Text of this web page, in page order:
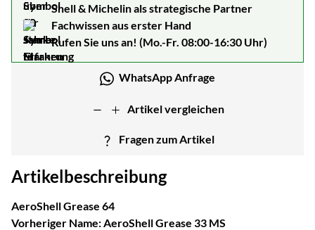
Shell & Michelin als strategische Partner
Fachwissen aus erster Hand
Rufen Sie uns an! (Mo.-Fr. 08:00-16:30 Uhr)
WhatsApp Anfrage
Artikel vergleichen
Fragen zum Artikel
Artikelbeschreibung
AeroShell Grease 64
Vorheriger Name: AeroShell Grease 33 MS